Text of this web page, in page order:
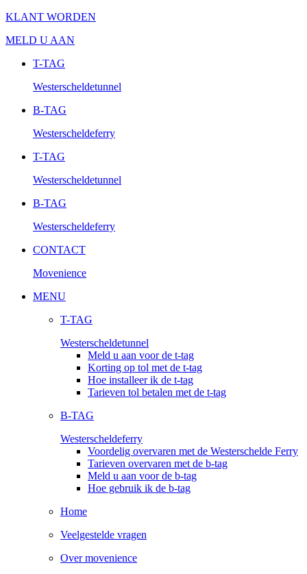
KLANT WORDEN
MELD U AAN
T-TAG
Westerscheldetunnel
B-TAG
Westerscheldeferry
T-TAG
Westerscheldetunnel
B-TAG
Westerscheldeferry
CONTACT
Movenience
MENU
T-TAG
Westerscheldetunnel
Meld u aan voor de t-tag
Korting op tol met de t-tag
Hoe installeer ik de t-tag
Tarieven tol betalen met de t-tag
B-TAG
Westerscheldeferry
Voordelig overvaren met de Westerschelde Ferry
Tarieven overvaren met de b-tag
Meld u aan voor de b-tag
Hoe gebruik ik de b-tag
Home
Veelgestelde vragen
Over movenience